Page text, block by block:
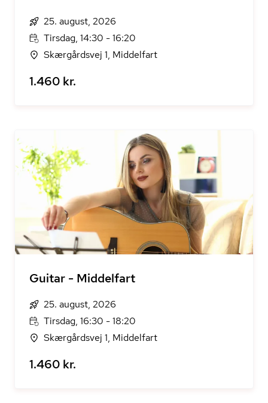
25. august, 2026
Tirsdag, 14:30 - 16:20
Skærgårdsvej 1, Middelfart
1.460 kr.
Guitar - Middelfart
25. august, 2026
Tirsdag, 16:30 - 18:20
Skærgårdsvej 1, Middelfart
1.460 kr.